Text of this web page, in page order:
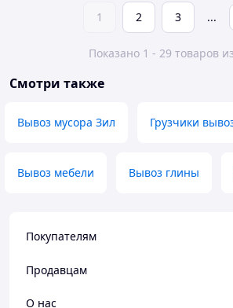
1 2 3 ...
Показано 1 - 29 товаров
Смотри также
Вывоз мусора Зил Грузчики
Вывоз мебели Вывоз глины
Покупателям
Продавцам
О нас